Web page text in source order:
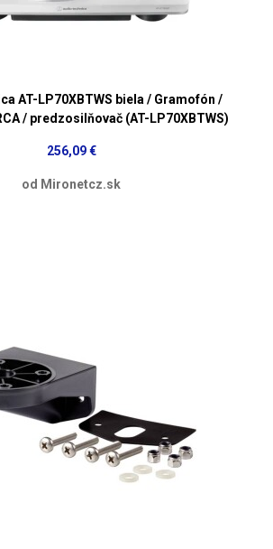
AT-LP70XBTWS biela / Gramofón /
/ predzosilňovač (AT-LP70XBTWS)
256,09 €
od Mironetcz.sk